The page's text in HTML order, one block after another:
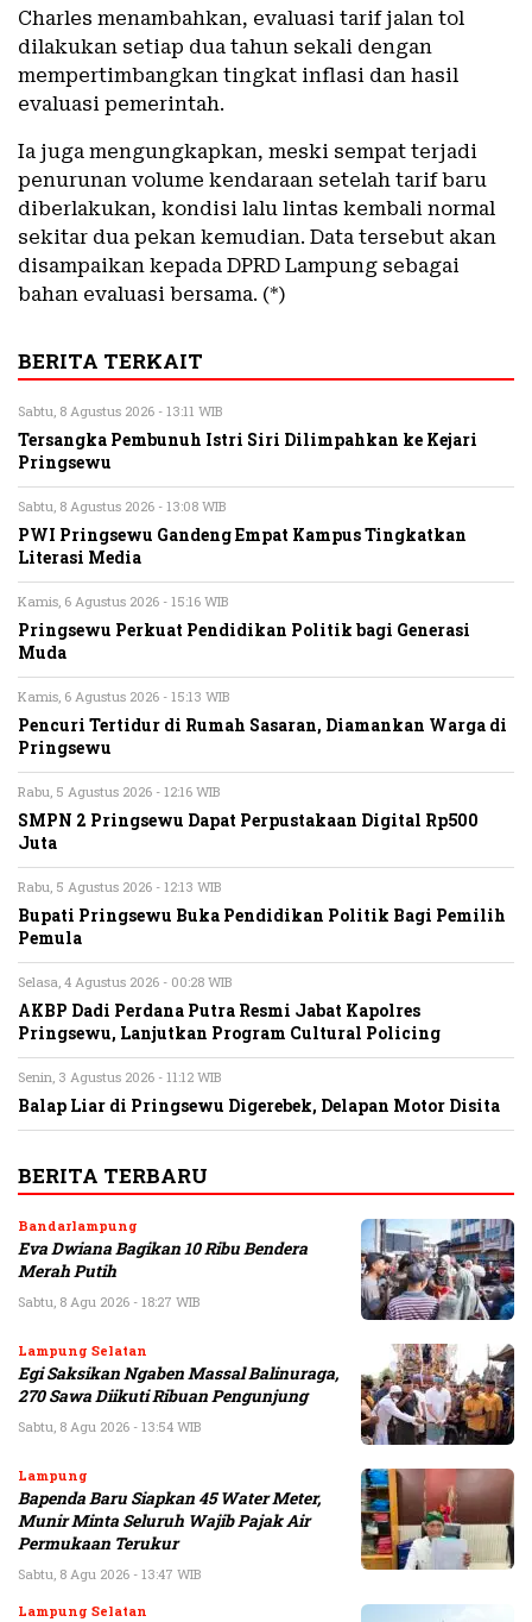
Charles menambahkan, evaluasi tarif jalan tol
dilakukan setiap dua tahun sekali dengan
mempertimbangkan tingkat inflasi dan hasil
evaluasi pemerintah.
Ia juga mengungkapkan, meski sempat terjadi
penurunan volume kendaraan setelah tarif baru
diberlakukan, kondisi lalu lintas kembali normal
sekitar dua pekan kemudian. Data tersebut akan
disampaikan kepada DPRD Lampung sebagai
bahan evaluasi bersama. (*)
BERITA TERKAIT
Sabtu, 8 Agustus 2026 - 13:11 WIB
Tersangka Pembunuh Istri Siri Dilimpahkan ke Kejari
Pringsewu
Sabtu, 8 Agustus 2026 - 13:08 WIB
PWI Pringsewu Gandeng Empat Kampus Tingkatkan
Literasi Media
Kamis, 6 Agustus 2026 - 15:16 WIB
Pringsewu Perkuat Pendidikan Politik bagi Generasi
Muda
Kamis, 6 Agustus 2026 - 15:13 WIB
Pencuri Tertidur di Rumah Sasaran, Diamankan Warga di
Pringsewu
Rabu, 5 Agustus 2026 - 12:16 WIB
SMPN 2 Pringsewu Dapat Perpustakaan Digital Rp500
Juta
Rabu, 5 Agustus 2026 - 12:13 WIB
Bupati Pringsewu Buka Pendidikan Politik Bagi Pemilih
Pemula
Selasa, 4 Agustus 2026 - 00:28 WIB
AKBP Dadi Perdana Putra Resmi Jabat Kapolres
Pringsewu, Lanjutkan Program Cultural Policing
Senin, 3 Agustus 2026 - 11:12 WIB
Balap Liar di Pringsewu Digerebek, Delapan Motor Disita
BERITA TERBARU
Bandarlampung
Eva Dwiana Bagikan 10 Ribu Bendera
Merah Putih
Sabtu, 8 Agu 2026 - 18:27 WIB
Lampung Selatan
Egi Saksikan Ngaben Massal Balinuraga,
270 Sawa Diikuti Ribuan Pengunjung
Sabtu, 8 Agu 2026 - 13:54 WIB
Lampung
Bapenda Baru Siapkan 45 Water Meter,
Munir Minta Seluruh Wajib Pajak Air
Permukaan Terukur
Sabtu, 8 Agu 2026 - 13:47 WIB
Lampung Selatan